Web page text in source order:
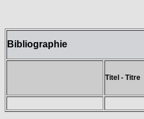
Bibliographie
Titel - Titre